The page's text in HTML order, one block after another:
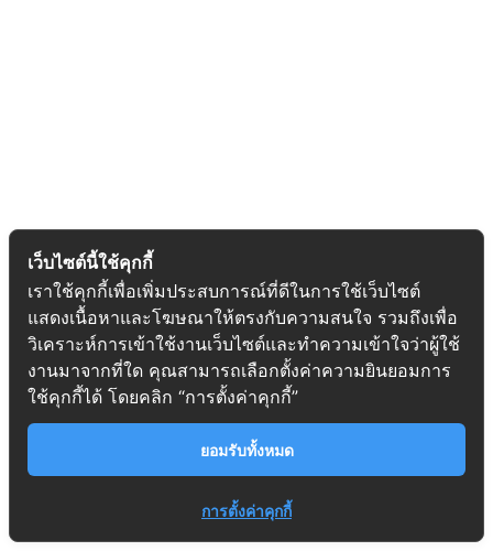
เว็บไซต์นี้ใช้คุกกี้
เราใช้คุกกี้เพื่อเพิ่มประสบการณ์ที่ดีในการใช้เว็บไซต์
แสดงเนื้อหาและโฆษณาให้ตรงกับความสนใจ รวมถึงเพื่อ
วิเคราะห์การเข้าใช้งานเว็บไซต์และทำความเข้าใจว่าผู้ใช้
งานมาจากที่ใด คุณสามารถเลือกตั้งค่าความยินยอมการ
ใช้คุกกี้ได้ โดยคลิก “การตั้งค่าคุกกี้”
ยอมรับทั้งหมด
การตั้งค่าคุกกี้